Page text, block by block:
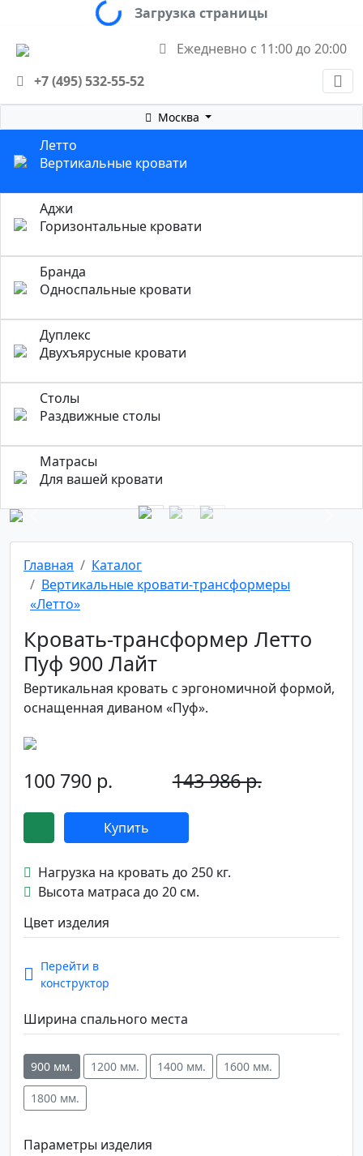
Загрузка страницы
Ежедневно с 11:00 до 20:00
+7 (495) 532-55-52
Москва
Летто
Вертикальные кровати
Аджи
Горизонтальные кровати
Бранда
Односпальные кровати
Дуплекс
Двухъярусные кровати
Столы
Раздвижные столы
Матрасы
Для вашей кровати
Главная
Каталог
Вертикальные кровати-трансформеры
«Летто»
Кровать-трансформер Летто
Пуф 900 Лайт
Вертикальная кровать с эргономичной формой,
оснащенная диваном «Пуф».
100 790 р. 143 986 р.
Купить
Нагрузка на кровать до 250 кг.
Высота матраса до 20 см.
Цвет изделия
Перейти в
конструктор
Ширина спального места
900 мм. 1200 мм. 1400 мм. 1600 мм.
1800 мм.
Параметры изделия